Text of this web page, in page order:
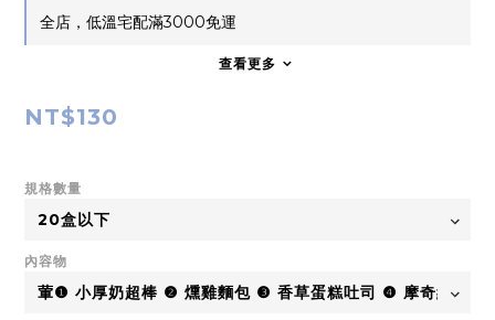
全店，低溫宅配滿3000免運
查看更多
NT$130
規格數量
內容物